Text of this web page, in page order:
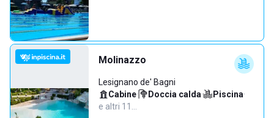
Molinazzo
Lesignano de' Bagni
Cabine· Doccia calda· Piscina·
e altri 11…